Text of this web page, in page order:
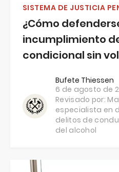
SISTEMA DE JUSTICIA
¿Cómo
incumplimiento
condicional sin
Bufete Thiessen
6 de agosto de
Revisado por:
especialista en
delitos de
del alcohol